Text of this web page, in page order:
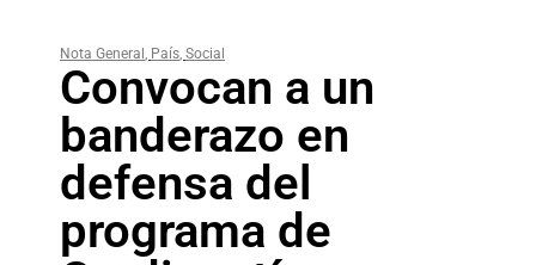
Nota General , País, Social
Convocan a un
banderazo en
defensa del
programa de